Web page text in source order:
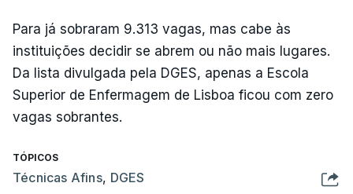
Para já sobraram 9.313 vagas, mas cabe às
instituições decidir se abrem ou não mais lugares.
Da lista divulgada pela DGES, apenas a Escola
Superior de Enfermagem de Lisboa ficou com zero
vagas sobrantes.
TÓPICOS
Técnicas Afins, DGES